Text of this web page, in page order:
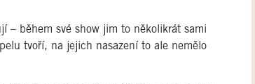
– během své show jim to několikrát sami
tvoří, na jejich nasazení to ale nemělo